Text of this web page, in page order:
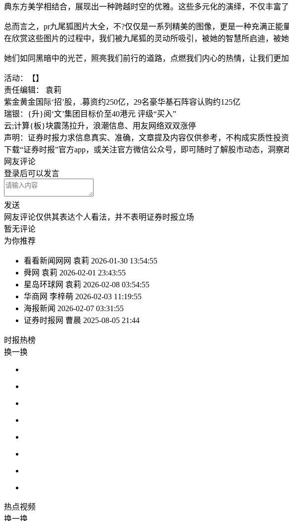
典东方美学相结合，展现出一种跨越时空的优雅。这些多元化的演绎，不仅丰富
总而言之，pr九尾狐图片大全，不?仅仅是一系列精美的图像，更是一种充满正
在欣赏这些图片的过程中，我们被九尾狐的灵动所吸引，被她的智慧所启迪，被
她们如同黑暗中的光芒，照亮我们前行的道路，点燃我们内心的热情，让我们更
活动：【】
责任编辑： 袁莉
紫金黄金国际‘招’股，.募资约250亿，29名豪华基石阵容认购约125亿
瑞银：{升}阅‘文’集团目标价至40港元 评级“买入”
云;计算{板}块震荡拉升，浪潮信息、用友网络双双涨停
声明：证券时报力求信息真实、准确，文章提及内容仅供参考，不构成实质性投
下载“证券时报”官方app，或关注官方微信公众号，即可随时了解股市动态，洞察
网友评论
登录后可以发言
发送
网友评论仅供其表达个人看法，并不表明证券时报立场
暂无评论
为你推荐
看看新闻网网 袁莉 2026-01-30 13:54:55
舜网 袁莉 2026-02-01 23:43:55
星岛环球网 袁莉 2026-02-08 03:54:55
华商网 李梓萌 2026-02-03 11:19:55
海报新闻 2026-02-07 03:31:55
证券时报网 曹晨 2025-08-05 21:44
时报热榜
换一换
热点视频
换一换